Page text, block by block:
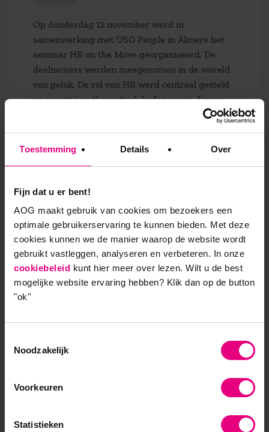
Toestemming Details Over
Fijn dat u er bent!
AOG maakt gebruik van cookies om bezoekers een
optimale gebruikerservaring te kunnen bieden. Met deze
cookies kunnen we de manier waarop de website wordt
gebruikt vastleggen, analyseren en verbeteren. In onze
cookiebeleid kunt hier meer over lezen. Wilt u de best
mogelijke website ervaring hebben? Klik dan op de button
"ok''
Noodzakelijk
Voorkeuren
Statistieken
Op donderdag 12 november werd in
samenwerking met USG People in Almere het
seminar HR on the Move georganiseerd. De
deelnemers werden meegenomen in de wereld
van geluk. De rol van HR werd centraal gesteld
en vanuit een theoretisch kader gaven diverse
inspirerende sprekers antwoord op de vraag
organisaties.
Heiligenberg in Leusden haar poorten voor
Destination: Future; Strategie en Marketing bij
enerverende ochtend namen inspirerende